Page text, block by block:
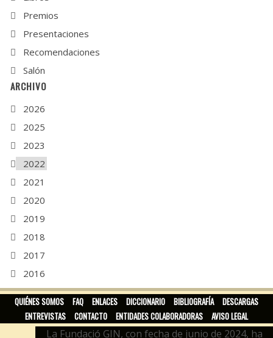
Premios
Presentaciones
Recomendaciones
Salón
ARCHIVO
2026
2025
2023
2022
2021
2020
2019
2018
2017
2016
2015
QUIÉNES SOMOS
FAQ ENLACES DICCIONARIO BIBLIOGRAFÍA
DESCARGAS
ENTREVISTAS
CONTACTO ENTIDADES COLABORADORAS AVISO LEGAL
La Fundació GIN, con fecha de junio de 2024, ha